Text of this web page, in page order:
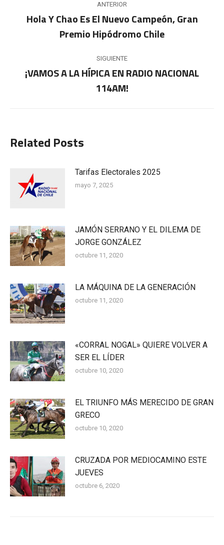
entre
publicaciones
ANTERIOR
Publicación
anterior:
Hola Y Chao Es El Nuevo Campeón, Gran
Premio Hipódromo Chile
SIGUIENTE
siguiente:
¡VAMOS A LA HÍPICA EN RADIO NACIONAL
114AM!
Related Posts
Tarifas Electorales 2025
mayo 7, 2025
JAMÓN SERRANO Y EL DILEMA DE
JORGE GONZÁLEZ
octubre 11, 2020
LA MÁQUINA DE LA GENERACIÓN
octubre 11, 2020
«CORRAL NOGAL» QUIERE VOLVER A
SER EL LÍDER
octubre 10, 2020
EL TRIUNFO MÁS MERECIDO DE GRAN
GRECO
octubre 10, 2020
CRUZADA POR MEDIOCAMINO ESTE
JUEVES
octubre 6, 2020